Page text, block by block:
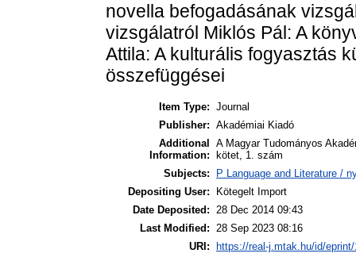
novella befogadásának
vizsgálatról Miklós Pál: A
Attila: A kulturális fogyasztás
összefüggései
Item Type: Journal
Publisher: Akadémiai Kiadó
Additional
Information:
A Magyar Tudományos
kötet, 1. szám
Subjects:
P Language and Literature /
Depositing User:
Kötegelt Import
Date Deposited:
28 Dec 2014 09:43
Last Modified:
28 Sep 2023 08:16
URI: https://real-j.mtak.hu/id/eprint/